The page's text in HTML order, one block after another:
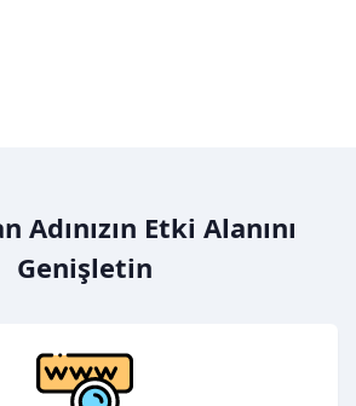
Adınızın Etki Alanını
Genişletin